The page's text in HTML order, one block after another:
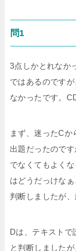
問1
3点しかとれなか
ではあるのです
なかったです。
まず、迷ったC
出題だったので
でなくてもよく
はどうだっけな
判断しましたが
Dは、テキストで
と判断しました